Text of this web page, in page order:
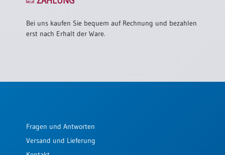
Bei uns kaufen Sie bequem auf Rechnung und bezahlen
erst nach Erhalt der Ware.
Fragen und Antworten
Versand und Lieferung